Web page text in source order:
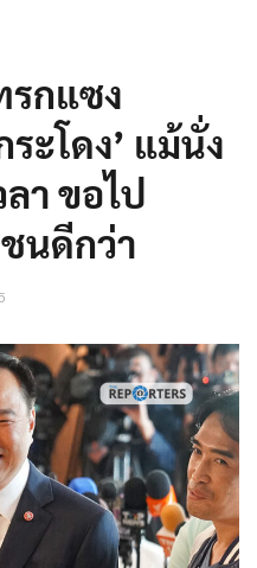
รกแซง
ระโดง’ แม้นั่ง
า ขอไป
นดีกว่า